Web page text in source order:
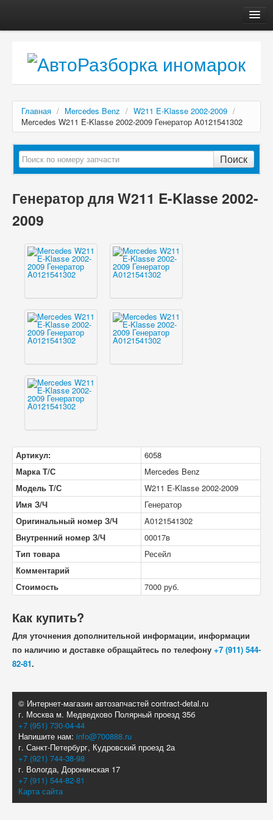
Автосервис
Как купить
Главная / Mercedes Benz / W211 E-Klasse 2002-2009 /
Mercedes W211 E-Klasse 2002-2009 Генератор A0121541302
Поиск
Генератор для W211 E-Klasse 2002-
2009
Артикул:
6058
Марка Т/С
Mercedes Benz
Модель Т/С
W211 E-Klasse 2002-2009
Имя З/Ч
Генератор
Оригинальный номер З/Ч
A0121541302
Внутренний номер З/Ч
00017в
Тип товара
Ресейл
Комментарий
Стоимость
7000 руб.
Как купить?
Для уточнения дополнительной информации, информации
по наличию и доставке обращайтесь по телефону +7 (911) 544-
82-81.
© Интернет-магазин автозапчастей contract-detal.ru
г. Москва м. Медведково Полярный проезд 35б
+7 (951) 730-04-44
Напишите нам: info@700888.ru
г. Санкт-Петербург, Кудровский проезд 2а
+7 (921) 744-38-98
г. Вологда, Доронинская 17
+7 (911) 544-82-81
Карта сайта